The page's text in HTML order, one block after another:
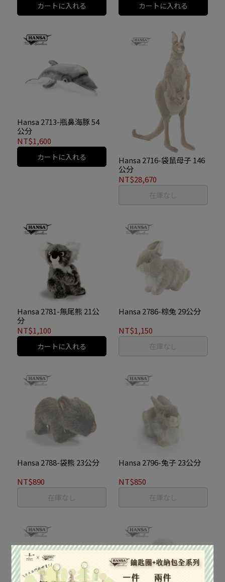
カートに入れる カートに入れる
Hansa 2713-瓶鼻海豚 54
公分
NT$1,600
カートに入れる
Hansa 2716-袋鼠母子 146
公分
NT$28,670
在庫なし
Hansa 2781-無尾熊 21公
分
NT$1,100
カートに入れる
Hansa 2786-棕兔 29公分
NT$1,150
在庫なし
Hansa 2788-袋熊 23公分
NT$890
在庫なし
Hansa 2796-兔子 23公分
NT$850
在庫なし